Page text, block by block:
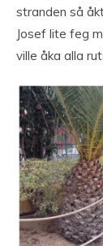
stranden så
Josef lite feg
ville åka alla